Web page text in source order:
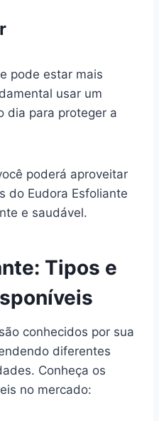
pode estar mais
usar um
dia para proteger a
poderá aproveitar
do Eudora Esfoliante
e saudável.
Tipos e
são conhecidos por sua
diferentes
Conheça os
no mercado: